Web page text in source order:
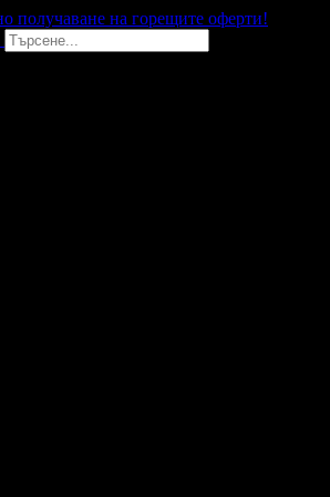
получаване на горещите оферти!